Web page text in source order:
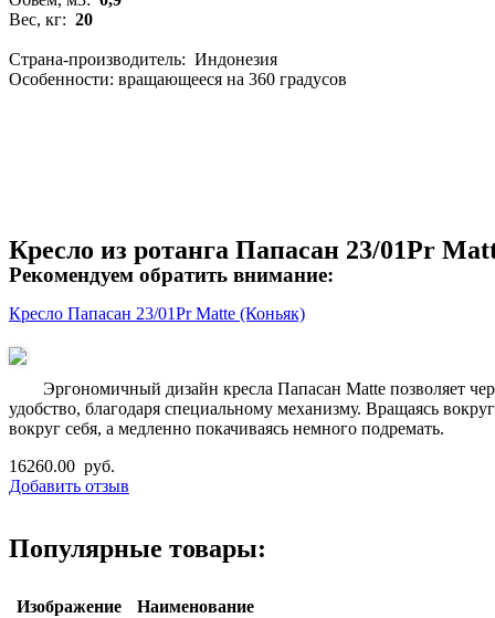
Вес, кг: 20
Страна-производитель: Индонезия
Особенности: вращающееся на 360 градусов
Кресло из ротанга Папасан 23/01Pr
Рекомендуем обратить внимание:
Кресло Папасан 23/01Pr Matte (Коньяк)
Эргономичный дизайн кресла Папасан Matte позволяет
удобство, благодаря специальному механизму. Вращаясь
вокруг себя, а медленно покачиваясь немного подремать.
16260.00 руб.
Добавить отзыв
Популярные товары:
Изображение Наименование